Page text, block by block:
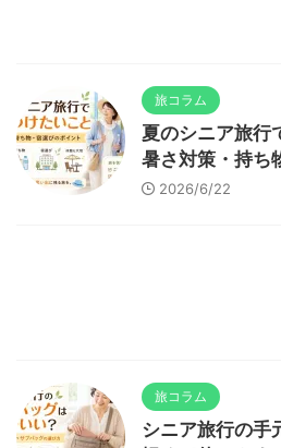
旅コラム
夏のシニア旅行
暑さ対策・持ち
2026/6/22
旅コラム
シニア旅行の手